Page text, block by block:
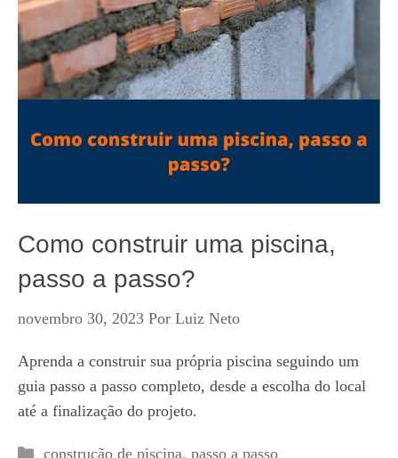
Como construir uma piscina,
passo a passo?
novembro 30, 2023 Por Luiz Neto
Aprenda a construir sua própria piscina seguindo um
guia passo a passo completo, desde a escolha do local
até a finalização do projeto.
Categorias
construção de piscina, passo a passo